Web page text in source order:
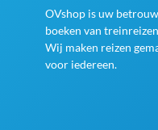
OVshop is uw
boeken van
Wij maken reizen
voor iedereen.